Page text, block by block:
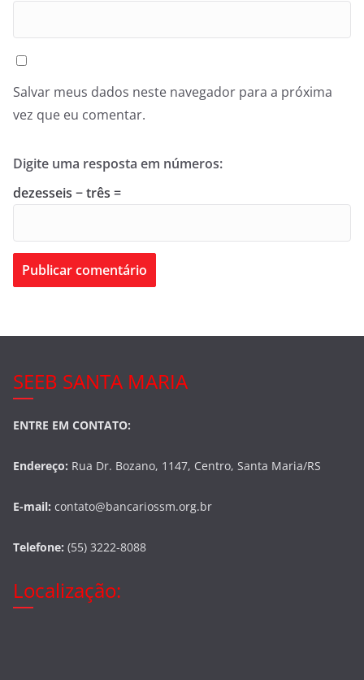
Salvar meus dados neste navegador para a próxima
vez que eu comentar.
Digite uma resposta em números:
dezesseis − três =
SEEB SANTA MARIA
ENTRE EM CONTATO:
Endereço: Rua Dr. Bozano, 1147, Centro, Santa Maria/RS
E-mail: contato@bancariossm.org.br
Telefone: (55) 3222-8088
Localização: